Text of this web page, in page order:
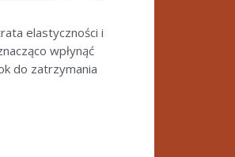
elastyczności i
wpłynąć
do zatrzymania